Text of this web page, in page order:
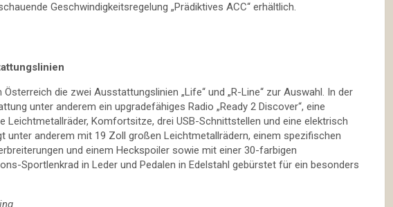
Geschwindigkeitsregelung „Prädiktives ACC“ erhältlich.
die zwei Ausstattungslinien „Life“ und „R-Line“ zur Auswahl. In der
unter anderem ein upgradefähiges Radio „Ready 2 Discover“, eine
Leichtmetallräder, Komfortsitze, drei USB-Schnittstellen und eine elektrisch
unter anderem mit 19 Zoll großen Leichtmetallrädern, einem spezifischen
und einem Heckspoiler sowie mit einer 30-farbigen
Sportlenkrad in Leder und Pedalen in Edelstahl gebürstet für ein besonders